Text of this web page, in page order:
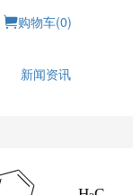
购物车(0)
新闻资讯